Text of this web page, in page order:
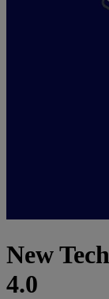
New
4.0